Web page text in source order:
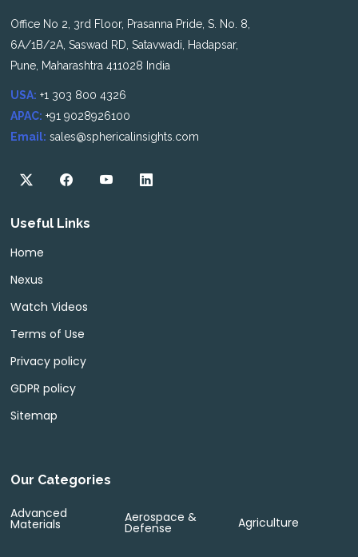
Office No 2, 3rd Floor, Prasanna Pride, S. No. 8,
6A/1B/2A, Saswad RD, Satavwadi, Hadapsar,
Pune, Maharashtra 411028 India
USA: +1 303 800 4326
APAC: +91 9028926100
Email: sales@sphericalinsights.com
Useful Links
Home
Nexus
Watch Videos
Terms of Use
Privacy policy
GDPR policy
Sitemap
Our Categories
Advanced
Materials Aerospace &
Defense Agriculture